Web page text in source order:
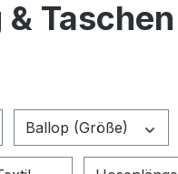
Taschen
Ballop (Größe)